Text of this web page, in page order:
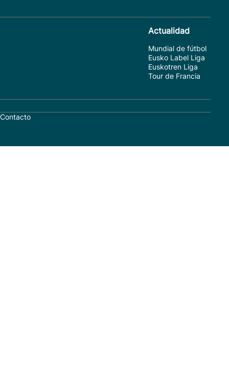
Actualidad
Mundial de fútbol
Eusko Label Liga
Euskotren Liga
Tour de Francia
Contacto